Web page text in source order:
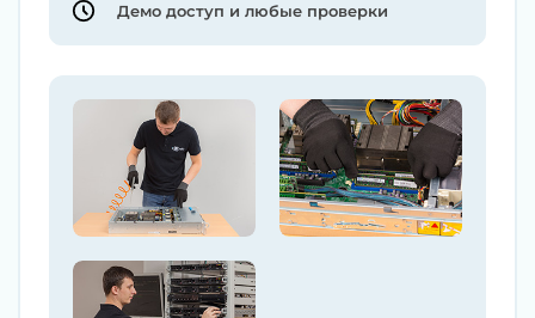
Демо доступ и любые проверки